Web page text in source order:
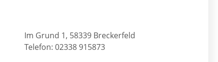
Im Grund 1, 58339 Breckerfeld
Telefon: 02338 915873